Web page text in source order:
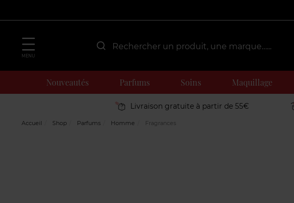
MENU
Nouveautés Parfums Soins Maquillage
Livraison gratuite à partir de 55€
Accueil Shop Parfums Homme Fragrances